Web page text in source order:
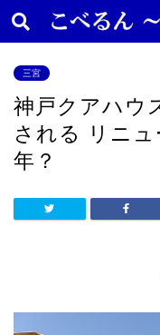
三宮
神戸クアハウ
される リニ
年？